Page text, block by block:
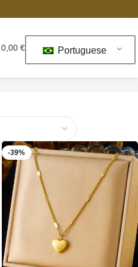
0,00 € Portuguese
-39%